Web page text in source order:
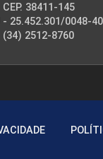
CEP. 38411-145
- 25.452.301/0048-40
(34) 2512-8760